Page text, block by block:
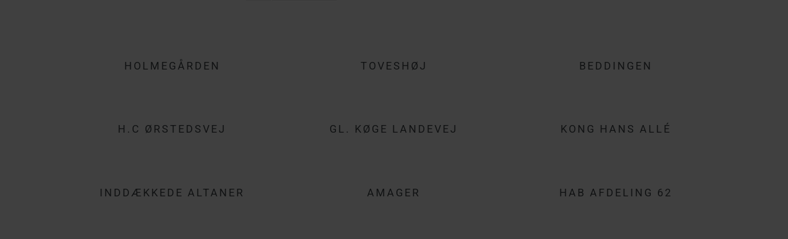
HOLMEGÅRDEN
H.C ØRSTEDSVEJ
INDDÆKKEDE ALTANER
TOVESHØJ
GL. KØGE LANDEVEJ
AMAGER
BEDDINGEN
KONG HANS ALLÉ
HAB AFDELING 62